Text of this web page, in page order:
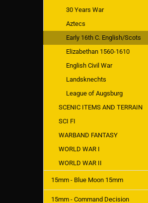
30 Years War
Aztecs
Early 16th C. English/Scots
Elizabethan 1560-1610
English Civil War
Landsknechts
League of Augsburg
SCENIC ITEMS AND TERRAIN
SCI FI
WARBAND FANTASY
WORLD WAR I
WORLD WAR II
15mm - Blue Moon 15mm
15mm - Command Decision